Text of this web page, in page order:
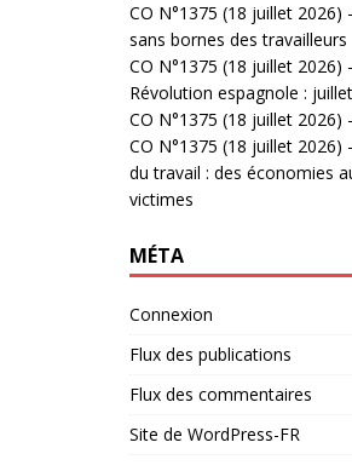
CO N°1375 (18 juillet 2026)
sans bornes des travailleurs
CO N°1375 (18 juillet 2026)
Révolution espagnole :
CO N°1375 (18 juillet 2026)
CO N°1375 (18 juillet 2026)
du travail : des économies
victimes
MÉTA
Connexion
Flux des publications
Flux des commentaires
Site de WordPress-FR